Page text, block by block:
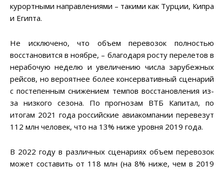
курортными направлениями – такими как Турции, Кипра
и Египта.
Не исключено, что объем перевозок полностью
восстановится в ноябре, – благодаря росту перелетов в
нерабочую неделю и увеличению числа зарубежных
рейсов, но вероятнее более консервативный сценарий
с постепенным снижением темпов восстановления из-
за низкого сезона. По прогнозам ВТБ Капитал, по
итогам 2021 года российские авиакомпании перевезут
112 млн человек, что на 13% ниже уровня 2019 года.
В 2022 году в различных сценариях объем перевозок
может составить от 118 млн (на 8% ниже, чем в 2019